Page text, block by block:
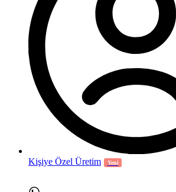
Kişiye Özel Üretim Yeni